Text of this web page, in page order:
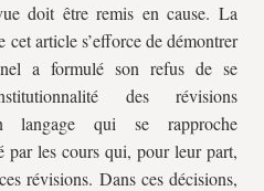
doit être remis en cause. La
cet article s’efforce de démontrer
a formulé son refus de se
des révisions
langage qui se rapproche
par les cours qui, pour leur part,
révisions. Dans ces décisions,